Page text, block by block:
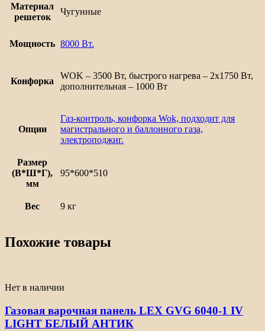
Материал
решеток
Чугунные
Мощность 8000 Вт.
Конфорка
WOK – 3500 Вт, быстрого нагрева – 2х1750 Вт,
дополнительная – 1000 Вт
Опции
Газ-контроль, конфорка Wok, подходит для
магистрального и баллонного газа,
электроподжиг.
Размер
(В*Ш*Г),
мм
95*600*510
Вес 9 кг
Похожие товары
Нет в наличии
Газовая варочная панель LEX GVG 6040-1 IV
LIGHT БЕЛЫЙ АНТИК